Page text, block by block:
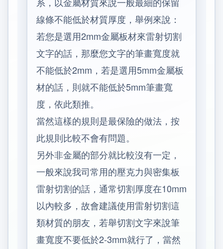
線條不能低於材質厚度，舉例來說：
若您是選用2mm金屬板材來雷射切割
文字的話，那麼您文字的筆畫寬度就
不能低於2mm，若是選用5mm金屬板
材的話，則就不能低於5mm筆畫寬
度，依此類推。
當然這樣的規則是最保險的做法，按
此規則比較不會有問題。
另外非金屬的部分就比較沒有一定，
一般來說我司常用的壓克力與密集板
雷射切割的話，通常切割厚度在10mm
以內較多，故會建議使用雷射切割這
類材質的朋友，若舉切割文字來說筆
畫寬度不要低於2-3mm就行了，當然